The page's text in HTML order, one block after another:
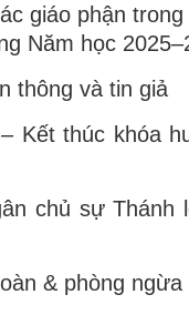
giáo phận trong
Năm học
thông và tin giả
Kết thúc khóa
chủ sự
& phòng